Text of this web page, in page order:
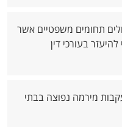
תחומים משפטיים אשר
בעורכי דין
מירמה נפוצה בבתי